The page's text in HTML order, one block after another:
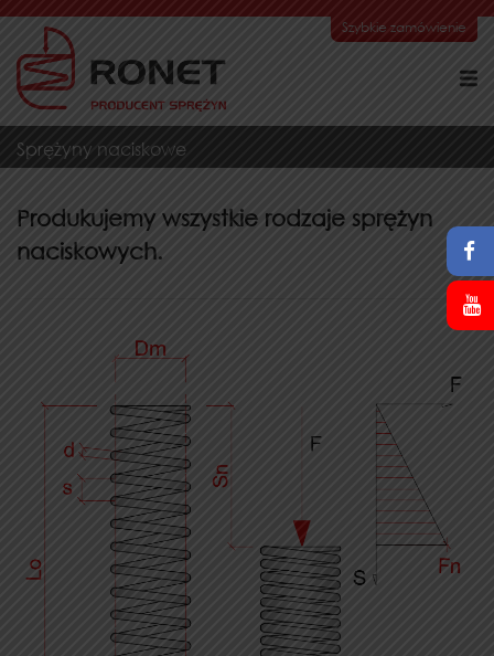
Szybkie zamówienie
Sprężyny naciskowe
Produkujemy wszystkie rodzaje sprężyn
naciskowych.